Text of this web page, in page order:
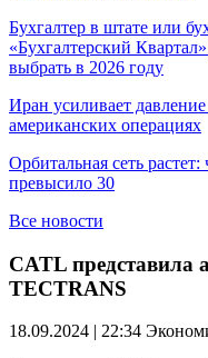
Бухгалтер в штате или
«Бухгалтерский
выбрать в 2026 году
Иран усиливает
американских операциях
Орбитальная сеть
превысило 30
Все новости
CATL представила
TECTRANS
18.09.2024 | 22:34